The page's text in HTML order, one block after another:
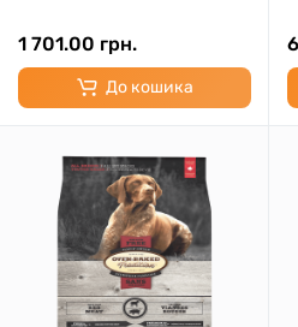
1 701.00 грн.
До кошика